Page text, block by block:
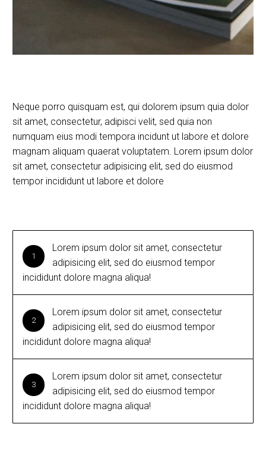
Neque porro quisquam est, qui dolorem ipsum quia dolor
sit amet, consectetur, adipisci velit, sed quia non
numquam eius modi tempora incidunt ut labore et dolore
magnam aliquam quaerat voluptatem. Lorem ipsum dolor
sit amet, consectetur adipisicing elit, sed do eiusmod
tempor incididunt ut labore et dolore
1
Lorem ipsum dolor sit amet, consectetur
adipisicing elit, sed do eiusmod tempor
incididunt dolore magna aliqua!
2
Lorem ipsum dolor sit amet, consectetur
adipisicing elit, sed do eiusmod tempor
incididunt dolore magna aliqua!
3
Lorem ipsum dolor sit amet, consectetur
adipisicing elit, sed do eiusmod tempor
incididunt dolore magna aliqua!